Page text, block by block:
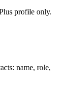
profile only.
name, role,